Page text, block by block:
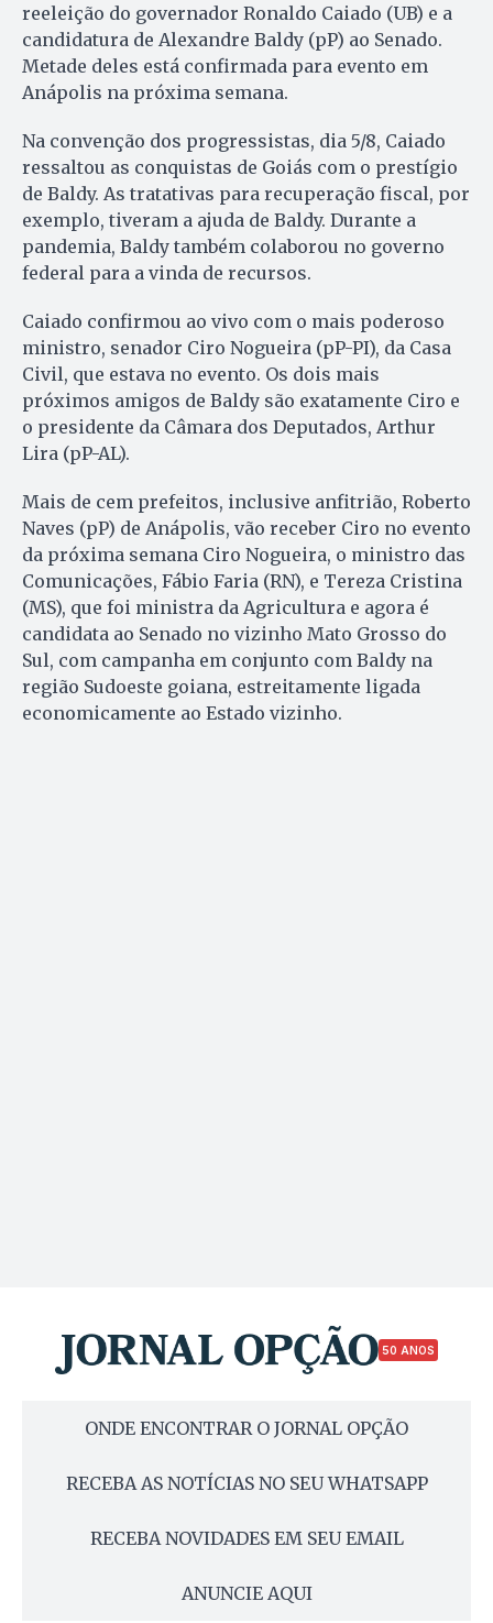
reeleição do governador Ronaldo Caiado (UB) e a
candidatura de Alexandre Baldy (pP) ao Senado.
Metade deles está confirmada para evento em
Anápolis na próxima semana.
Na convenção dos progressistas, dia 5/8, Caiado
ressaltou as conquistas de Goiás com o prestígio
de Baldy. As tratativas para recuperação fiscal, por
exemplo, tiveram a ajuda de Baldy. Durante a
pandemia, Baldy também colaborou no governo
federal para a vinda de recursos.
Caiado confirmou ao vivo com o mais poderoso
ministro, senador Ciro Nogueira (pP-PI), da Casa
Civil, que estava no evento. Os dois mais
próximos amigos de Baldy são exatamente Ciro e
o presidente da Câmara dos Deputados, Arthur
Lira (pP-AL).
Mais de cem prefeitos, inclusive anfitrião, Roberto
Naves (pP) de Anápolis, vão receber Ciro no evento
da próxima semana Ciro Nogueira, o ministro das
Comunicações, Fábio Faria (RN), e Tereza Cristina
(MS), que foi ministra da Agricultura e agora é
candidata ao Senado no vizinho Mato Grosso do
Sul, com campanha em conjunto com Baldy na
região Sudoeste goiana, estreitamente ligada
economicamente ao Estado vizinho.
50 ANOS
ONDE ENCONTRAR O JORNAL OPÇÃO
RECEBA AS NOTÍCIAS NO SEU WHATSAPP
RECEBA NOVIDADES EM SEU EMAIL
ANUNCIE AQUI